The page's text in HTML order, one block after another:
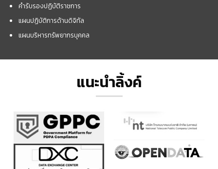
คำรับรองปฏิบัติราชการ
แผนปฏิบัติการด้านดิจิทัล
แผนบริหารทรัพยากรบุคคล
แนะนำลิ้งค์